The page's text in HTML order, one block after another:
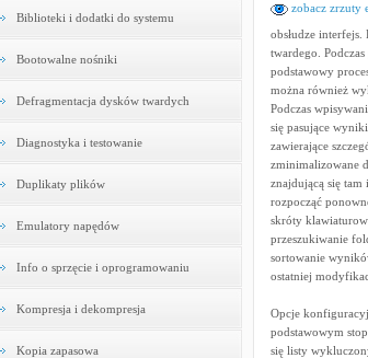
Biblioteki i dodatki do systemu
Bootowalne nośniki
Defragmentacja dysków twardych
Diagnostyka i testowanie
Duplikaty plików
Emulatory napędów
Info o sprzęcie i oprogramowaniu
Kompresja i dekompresja
Kopia zapasowa
zobacz zrzuty
obsłudze
twardego.
podstawowy
można również
Podczas
się pasujące
zawierające
zminimalizowane
znajdującą się
rozpocząć
skróty
przeszukiwanie
sortowanie
ostatniej
Opcje
podstawowym
się listy